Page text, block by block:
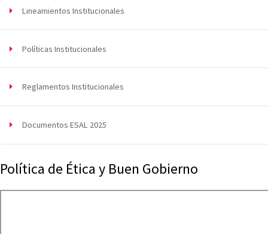
Lineamientos Institucionales
Políticas Institucionales
Reglamentos Institucionales
Documentos ESAL 2025
Política de Ética y Buen Gobierno